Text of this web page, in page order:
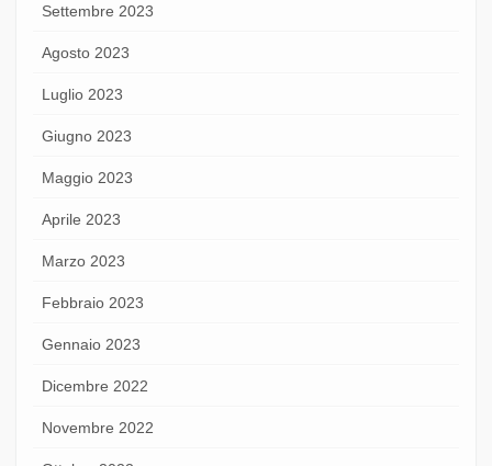
Settembre 2023
Agosto 2023
Luglio 2023
Giugno 2023
Maggio 2023
Aprile 2023
Marzo 2023
Febbraio 2023
Gennaio 2023
Dicembre 2022
Novembre 2022